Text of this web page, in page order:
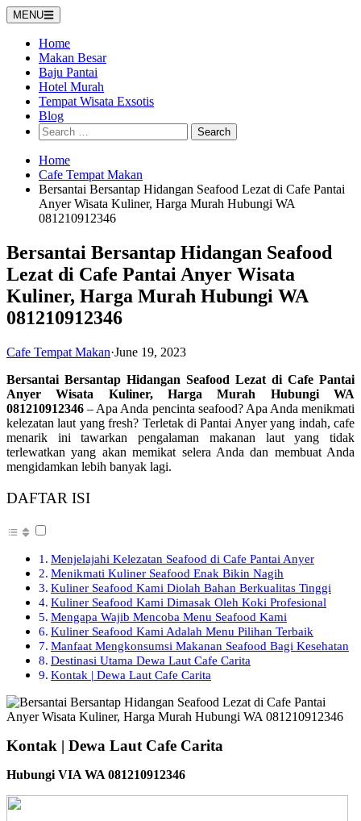
Skip
to
content
MENU
Home
Makan Besar
Baju Pantai
Hotel Murah
Tempat Wisata Exsotis
Blog
Search
for:
Home
Cafe Tempat Makan
Bersantai Bersantap Hidangan Seafood Lezat di Cafe Pantai
Anyer Wisata Kuliner, Harga Murah Hubungi WA
081210912346
Bersantai Bersantap Hidangan Seafood
Lezat di Cafe Pantai Anyer Wisata
Kuliner, Harga Murah Hubungi WA
081210912346
Cafe Tempat Makan·June 19, 2023
Bersantai Bersantap Hidangan Seafood Lezat di Cafe Pantai
Anyer Wisata Kuliner, Harga Murah Hubungi WA
081210912346 – Apa Anda pencinta seafood? Apa Anda menikmati
kelezatan laut yang fresh? Terletak di Pantai Anyer yang indah, cafe
menarik ini tawarkan pengalaman makanan laut yang tidak
terlewatkan yang akan memikat selera Anda dan membuat Anda
mengidamkan lebih banyak lagi.
DAFTAR ISI
Menjelajahi Kelezatan Seafood di Cafe Pantai Anyer
Menikmati Kuliner Seafood Enak Bikin Nagih
Kuliner Seafood Kami Diolah Bahan Berkualitas Tinggi
Kuliner Seafood Kami Dimasak Oleh Koki Profesional
Mengapa Wajib Mencoba Menu Seafood Kami
Kuliner Seafood Kami Adalah Menu Pilihan Terbaik
Manfaat Mengkonsumsi Makanan Seafood Bagi Kesehatan
Destinasi Utama Dewa Laut Cafe Carita
Kontak | Dewa Laut Cafe Carita
Kontak | Dewa Laut Cafe Carita
Hubungi VIA WA 081210912346